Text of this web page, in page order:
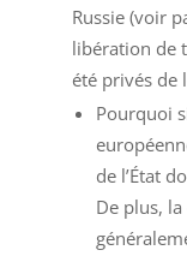
Russie (voir
libération de
été privés de
Pourquoi
de l’État
De plus,